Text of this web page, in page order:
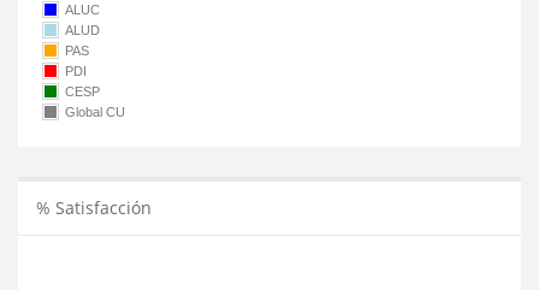
ALUC
ALUD
PAS
PDI
CESP
Global CU
% Satisfacción